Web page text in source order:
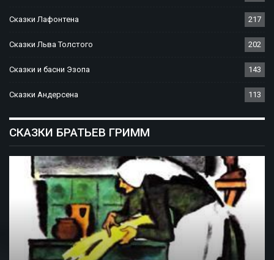
Сказки Лафонтена 217
Сказки Льва Толстого 202
Сказки и басни Эзопа 143
Сказки Андерсена 113
СКАЗКИ БРАТЬЕВ ГРИММ